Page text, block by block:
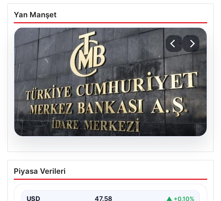
Yan Manşet
05.08.2026
Merkez Bankası’nın Nisan faiz kararı:
Tarih, saat ve ekonomist beklentileri
Kurulu, nisan ayı faiz kararını açıklamak üzere
Piyasa Verileri
USD 47.58 ▲ +0.10%